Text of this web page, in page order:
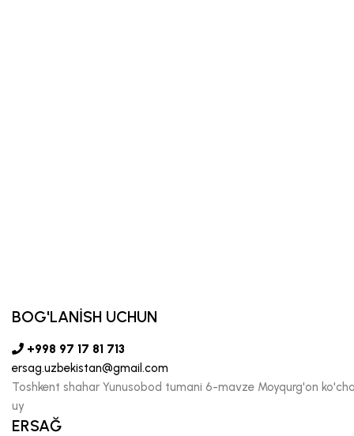
BOG'LANİSH UCHUN
+998 97 17 81 713
ersag.uzbekistan@gmail.com
Toshkent shahar Yunusobod tumani 6-mavze Moyqurg'on
uy
ERSAĞ